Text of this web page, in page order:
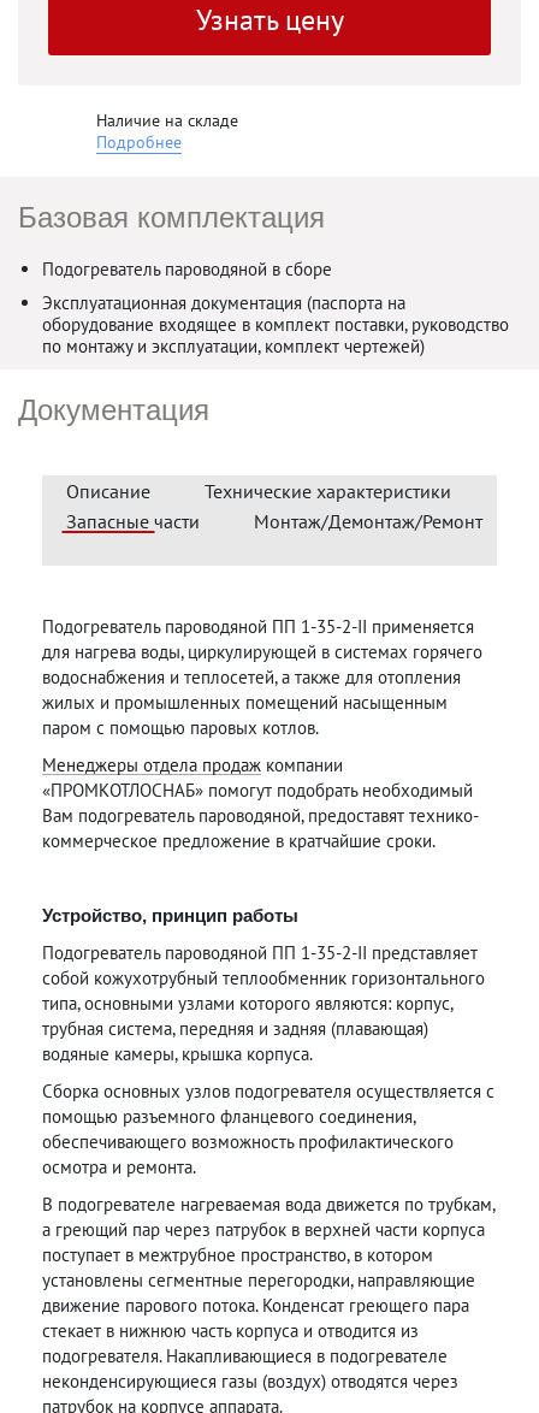
Узнать цену
Наличие на складе
Подробнее
Базовая комплектация
Подогреватель пароводяной в сборе
Эксплуатационная документация (паспорта на
оборудование входящее в комплект поставки, руководство
по монтажу и эксплуатации, комплект чертежей)
Документация
Описание
Технические характеристики
Запасные части
Монтаж/Демонтаж/Ремонт
Подогреватель пароводяной ПП 1-35-2-II применяется
для нагрева воды, циркулирующей в системах горячего
водоснабжения и теплосетей, а также для отопления
жилых и промышленных помещений насыщенным
паром с помощью паровых котлов.
Менеджеры отдела продаж компании
«ПРОМКОТЛОСНАБ» помогут подобрать необходимый
Вам подогреватель пароводяной, предоставят технико-
коммерческое предложение в кратчайшие сроки.
Устройство, принцип работы
Подогреватель пароводяной ПП 1-35-2-II представляет
собой кожухотрубный теплообменник горизонтального
типа, основными узлами которого являются: корпус,
трубная система, передняя и задняя (плавающая)
водяные камеры, крышка корпуса.
Сборка основных узлов подогревателя осуществляется с
помощью разъемного фланцевого соединения,
обеспечивающего возможность профилактического
осмотра и ремонта.
В подогревателе нагреваемая вода движется по трубкам,
а греющий пар через патрубок в верхней части корпуса
поступает в межтрубное пространство, в котором
установлены сегментные перегородки, направляющие
движение парового потока. Конденсат греющего пара
стекает в нижнюю часть корпуса и отводится из
подогревателя. Накапливающиеся в подогревателе
неконденсирующиеся газы (воздух) отводятся через
патрубок на корпусе аппарата.